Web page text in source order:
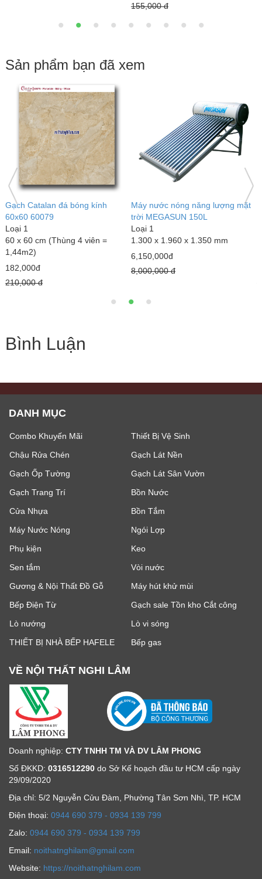
155,000 đ
Sản phẩm bạn đã xem
Gạch Catalan đá bóng kính
60x60 60079
Loại 1
60 x 60 cm (Thùng 4 viên =
1,44m2)
182,000đ
210,000 đ
Máy nước nóng năng lượng mặt
trời MEGASUN 150L
Loại 1
1.300 x 1.960 x 1.350 mm
6,150,000đ
8,000,000 đ
Bình Luận
DANH MỤC
Combo Khuyến Mãi
Thiết Bị Vệ Sinh
Chậu Rửa Chén
Gạch Lát Nền
Gạch Ốp Tường
Gạch Lát Sân Vườn
Gạch Trang Trí
Bồn Nước
Cửa Nhựa
Bồn Tắm
Máy Nước Nóng
Ngói Lợp
Phụ kiện
Keo
Sen tắm
Vòi nước
Gương & Nội Thất Đồ Gỗ
Máy hút khử mùi
Bếp Điện Từ
Gạch sale Tồn kho Cắt công
Lò nướng
Lò vi sóng
THIẾT BỊ NHÀ BẾP HAFELE
Bếp gas
VỀ NỘI THẤT NGHI LÂM
Doanh nghiệp: CTY TNHH TM VÀ DV LÂM PHONG
Số ĐKKD: 0316512290 do Sở Kế hoạch đầu tư HCM cấp ngày
29/09/2020
Địa chỉ: 5/2 Nguyễn Cửu Đàm, Phường Tân Sơn Nhì, TP. HCM
Ðiện thoại: 0944 690 379 - 0934 139 799
Zalo: 0944 690 379 - 0934 139 799
Email: noithatnghilam@gmail.com
Website: https://noithatnghilam.com